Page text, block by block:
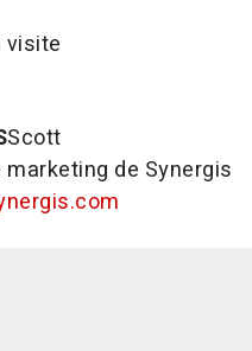
visite
Scott
de Synergis